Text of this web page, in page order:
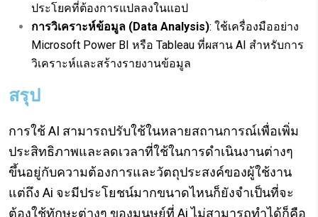
ประโยคที่ต้องการแปลลงในแอป
การวิเคราะห์ข้อมูล (Data Analysis): ใช้เครื่องมืออย่าง
Microsoft Power BI หรือ Tableau ที่ผสาน AI สำหรับการ
วิเคราะห์และสร้างรายงานข้อมูล
สรุป
การใช้ AI สามารถปรับใช้ในหลายสถานการณ์เพื่อเพิ่ม
ประสิทธิภาพและลดเวลาที่ใช้ในการดำเนินงานต่างๆ
ขึ้นอยู่กับความต้องการและวัตถุประสงค์ของผู้ใช้งาน
แต่ถึง Ai จะมีประโยชน์มากขนาดไหนก็ยังจำเป็นที่จะ
ต้องใช้ทักษะต่างๆ ของมนุษย์ที่ Ai ไม่สามารถทำได้ก็คือ